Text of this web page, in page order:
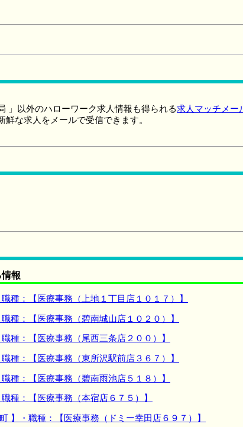
以外のハローワーク求人情報も得られる求人マッチメー
な求人をメールで受信できます。
報
：【医療事務（上地１丁目店１０１７）】
：【医療事務（碧南城山店１０２０）】
種：【医療事務（尾西三条店２００）】
：【医療事務（東所沢駅前店３６７）】
種：【医療事務（碧南雨池店５１８）】
種：【医療事務（本宿店６７５）】
・職種：【医療事務（ドミー幸田店６９７）】